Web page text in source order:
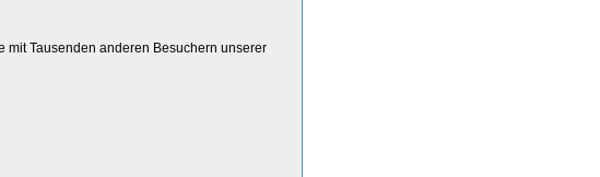
mit Tausenden anderen Besuchern unserer